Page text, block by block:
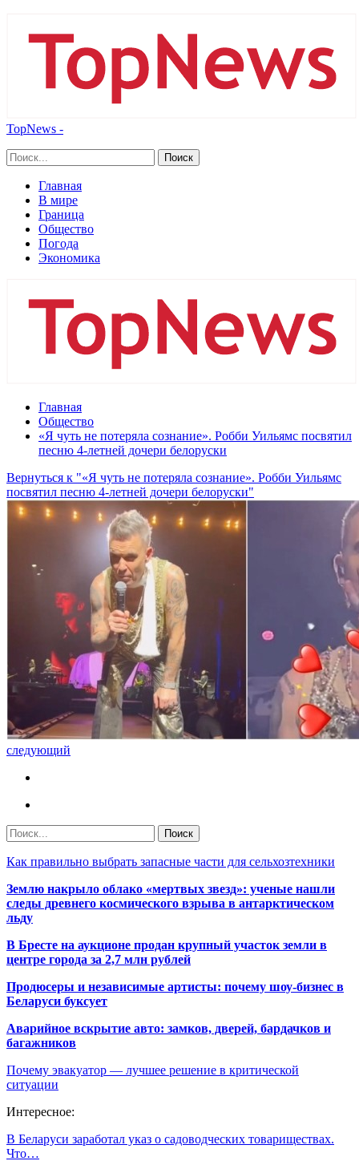
TopNews -
Главная
В мире
Граница
Общество
Погода
Экономика
Главная
Общество
«Я чуть не потеряла сознание». Робби Уильямс посвятил
песню 4-летней дочери белоруски
Вернуться к "«Я чуть не потеряла сознание». Робби Уильямс
посвятил песню 4-летней дочери белоруски"
следующий
Как правильно выбрать запасные части для сельхозтехники
Землю накрыло облако «мертвых звезд»: ученые нашли
следы древнего космического взрыва в антарктическом
льду
В Бресте на аукционе продан крупный участок земли в
центре города за 2,7 млн рублей
Продюсеры и независимые артисты: почему шоу-бизнес в
Беларуси буксует
Аварийное вскрытие авто: замков, дверей, бардачков и
багажников
Почему эвакуатор — лучшее решение в критической
ситуации
Интересное:
В Беларуси заработал указ о садоводческих товариществах.
Что…